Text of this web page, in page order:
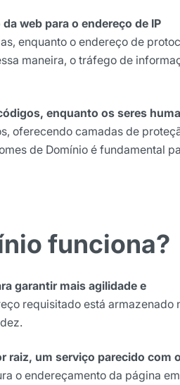
web para o endereço de IP
enquanto o endereço de
maneira, o tráfego de
enquanto os seres
oferecendo camadas de
de Domínio é fundamental
funciona?
garantir mais agilidade e
requisitado está armazenado
raiz, um serviço parecido com
o endereçamento da página